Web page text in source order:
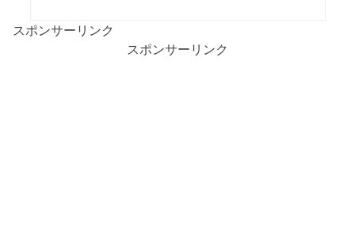
スポンサーリンク
スポンサーリンク